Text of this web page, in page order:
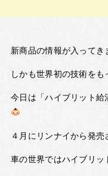
新商品の情報が入ってき
しかも世界初の技術をも
今日は「ハイブリット
４月にリンナイから発
車の世界ではハイブリッ